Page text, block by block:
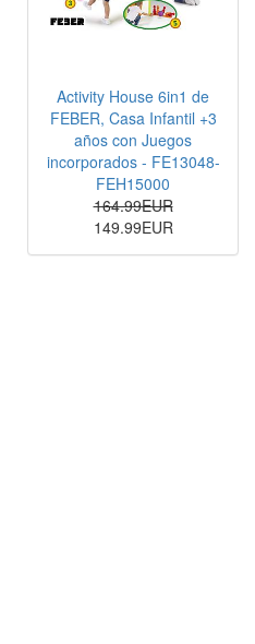
Activity House 6in1 de
FEBER, Casa Infantil +3
años con Juegos
incorporados - FE13048-
FEH15000
164.99EUR
149.99EUR